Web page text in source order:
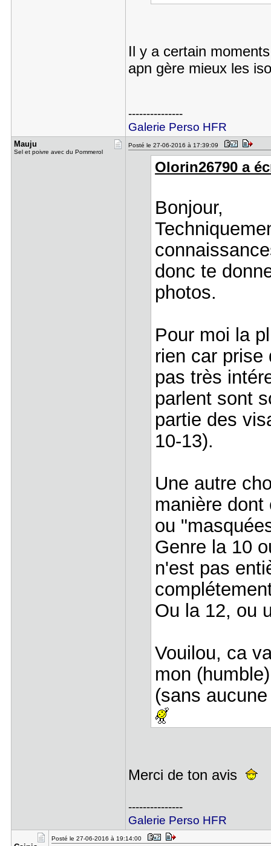
Il y a certain
apn gère mieux les
---------------
Galerie Perso HFR
Mauju
Sel et poivre avec du Pommerol
Posté le 27-06-2016 à 17:39:09
Olorin26790 a
Bonjour,
donc te
photos.
Pour moi la
rien car prise
pas très
parlent sont
partie des
10-13).
Une autre
manière
ou
Genre la 10
n'est pas
Ou la 12, ou
Vouilou, ca
mon
(sans
Merci de ton avis
---------------
Galerie Perso HFR
Posté le 27-06-2016 à 19:14:00